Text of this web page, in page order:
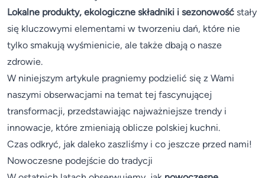
Lokalne produkty, ekologiczne składniki i sezonowość stały
się kluczowymi elementami w tworzeniu dań, które nie
tylko smakują wyśmienicie, ale także dbają o nasze
zdrowie.
W niniejszym artykule pragniemy podzielić się z Wami
naszymi obserwacjami na temat tej fascynującej
transformacji, przedstawiając najważniejsze trendy i
innowacje, które zmieniają oblicze polskiej kuchni.
Czas odkryć, jak daleko zaszliśmy i co jeszcze przed nami!
Nowoczesne podejście do tradycji